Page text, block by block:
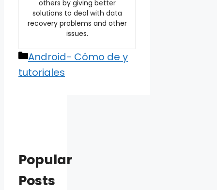
others by giving better
solutions to deal with data
recovery problems and other
issues.
Categories
Android- Cómo de y
tutoriales
Popular
Posts